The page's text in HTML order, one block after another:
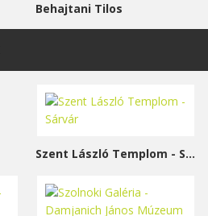
Behajtani Tilos
Szent László Templom - Sárvár